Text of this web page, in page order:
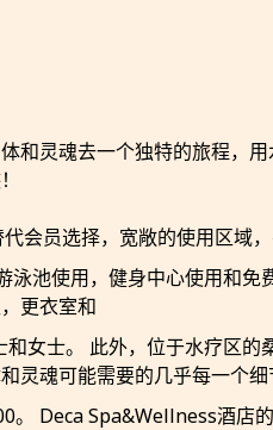
和灵魂去一个独特的旅程，
员选择，宽敞的使用区域，
池使用，健身中心使用和免
更衣室和
女士。 此外，位于水疗区的
灵魂可能需要的几乎每一个细
Deca Spa&Wellness酒店的